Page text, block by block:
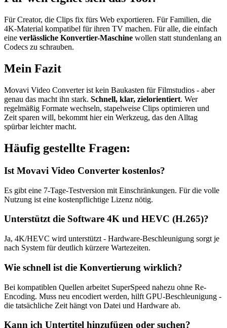
Für Creator, die Clips fix fürs Web exportieren. Für Familien, die
4K-Material kompatibel für ihren TV machen. Für alle, die einfach
eine verlässliche Konvertier-Maschine wollen statt stundenlang an
Codecs zu schrauben.
Mein Fazit
Movavi Video Converter ist kein Baukasten für Filmstudios - aber
genau das macht ihn stark. Schnell, klar, zielorientiert. Wer
regelmäßig Formate wechseln, stapelweise Clips optimieren und
Zeit sparen will, bekommt hier ein Werkzeug, das den Alltag
spürbar leichter macht.
Häufig gestellte Fragen:
Ist Movavi Video Converter kostenlos?
Es gibt eine 7-Tage-Testversion mit Einschränkungen. Für die volle
Nutzung ist eine kostenpflichtige Lizenz nötig.
Unterstützt die Software 4K und HEVC (H.265)?
Ja, 4K/HEVC wird unterstützt - Hardware-Beschleunigung sorgt je
nach System für deutlich kürzere Wartezeiten.
Wie schnell ist die Konvertierung wirklich?
Bei kompatiblen Quellen arbeitet SuperSpeed nahezu ohne Re-
Encoding. Muss neu encodiert werden, hilft GPU-Beschleunigung -
die tatsächliche Zeit hängt von Datei und Hardware ab.
Kann ich Untertitel hinzufügen oder suchen?